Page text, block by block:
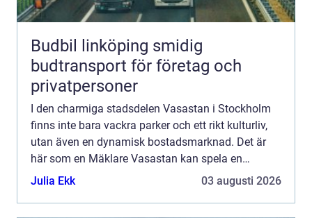
Budbil linköping smidig
budtransport för företag och
privatpersoner
I den charmiga stadsdelen Vasastan i Stockholm
finns inte bara vackra parker och ett rikt kulturliv,
utan även en dynamisk bostadsmarknad. Det är
här som en Mäklare Vasastan kan spela en
avgörande roll i att både sä...
Julia Ekk 03 augusti 2026